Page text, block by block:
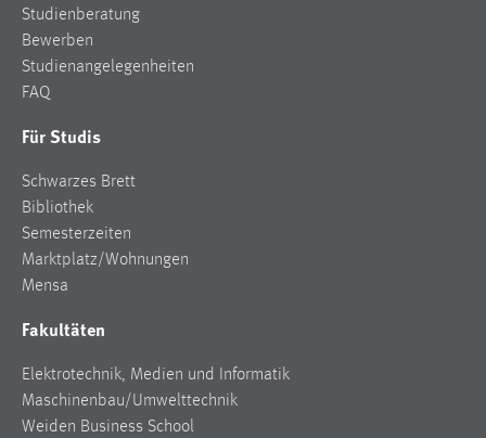
Studienberatung
Bewerben
Studienangelegenheiten
FAQ
Für Studis
Schwarzes Brett
Bibliothek
Semesterzeiten
Marktplatz/Wohnungen
Mensa
Fakultäten
Elektrotechnik, Medien und Informatik
Maschinenbau/Umwelttechnik
Weiden Business School